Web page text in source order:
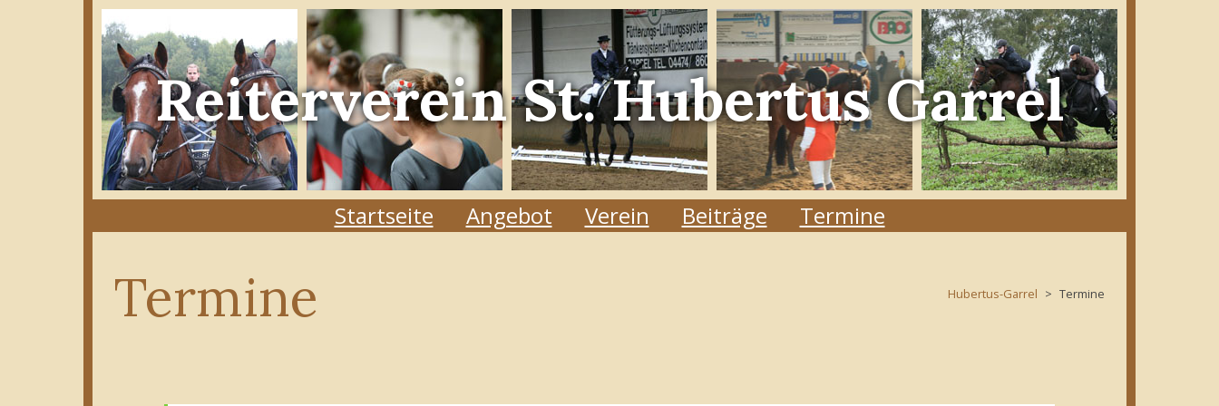
ReitervereinSt. Hubertus Garrel
Startseite Angebot Verein Beiträge Termine
Termine Hubertus-Garrel Termine